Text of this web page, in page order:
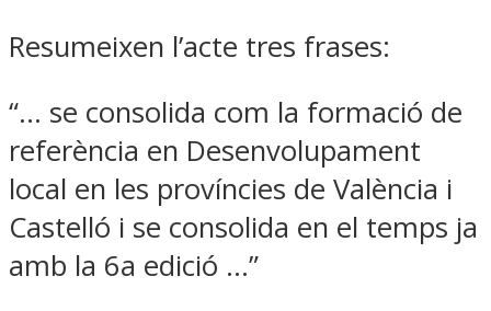
Resumeixen l’acte tres frases:
“… se consolida com la formació de
referència en Desenvolupament
local en les províncies de València i
Castelló i se consolida en el temps ja
amb la 6a edició …”